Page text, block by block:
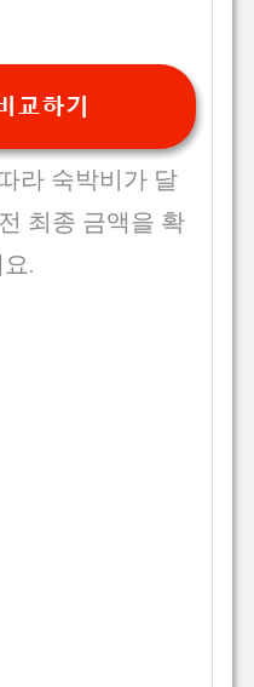
교하기
라 숙박비가 달
최종 금액을 확
.